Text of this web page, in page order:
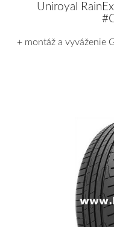
Uniroyal
+ montáž a vyváženie